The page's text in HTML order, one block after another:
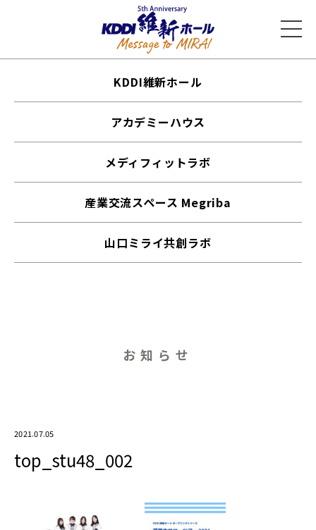
KDDI維新ホール
アカデミーハウス
メディフィットラボ
産業交流スペース Megriba
山口ミライ共創ラボ
お知らせ
2021.07.05
top_stu48_002